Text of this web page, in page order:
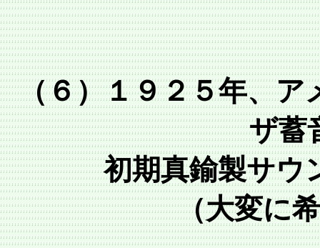
（６）１９２５年、
ザ蓄
初期真鍮製サウ
（大変に